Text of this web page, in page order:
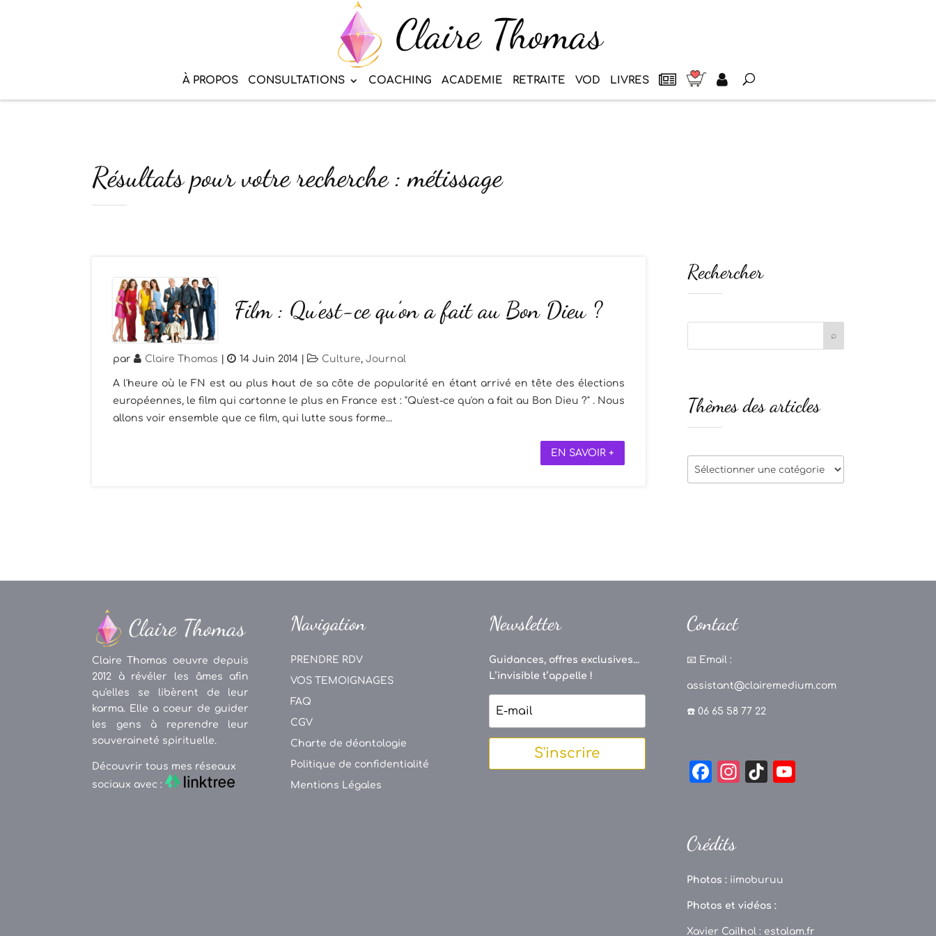
À PROPOS CONSULTATIONS COACHING ACADEMIE RETRAITE VOD LIVRES
Résultats pour votre recherche : métissage
Film : Qu’est-ce qu’on a fait au Bon Dieu ?
par Claire Thomas 14 Juin 2014 Culture, Journal
A l'heure où le FN est au plus haut de sa côte de popularité en étant arrivé en tête des élections
européennes, le film qui cartonne le plus en France est : "Qu'est-ce qu'on a fait au Bon Dieu ?" . Nous
allons voir ensemble que ce film, qui lutte sous forme...
EN SAVOIR +
Rechercher
Thèmes des articles
Thèmes
des
Claire Thomas oeuvre depuis
2012 à révéler les âmes afin
qu'elles se libèrent de leur
karma. Elle a coeur de guider
les gens à reprendre leur
souveraineté spirituelle.
Découvrir tous mes réseaux
sociaux avec :
Navigation
PRENDRE RDV
VOS TEMOIGNAGES
FAQ
CGV
Charte de déontologie
Politique de confidentialité
Mentions Légales
Newsletter
Guidances, offres exclusives...
L’invisible t’appelle !
S'inscrire
Contact
📧 Email :
assistant@clairemedium.com
☎️ 06 65 58 77 22
F
e
o
o
k
In
a
m
Ti
C
Crédits
Photos : iimoburuu
Photos et vidéos :
Xavier Cailhol : estalam.fr